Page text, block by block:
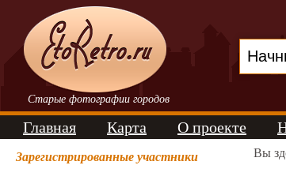
Старые фотографии городов
Главная Карта О проекте
Зарегистрированные участники Вы